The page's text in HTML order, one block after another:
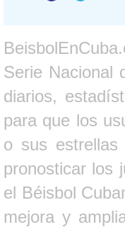
Serie Nacional
diarios,
para que los
o sus estrellas
pronosticar los
el Béisbol
mejora y